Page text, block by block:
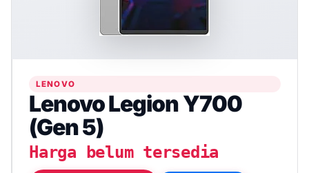
LENOVO
Lenovo Legion Y700
(Gen 5)
Harga belum tersedia